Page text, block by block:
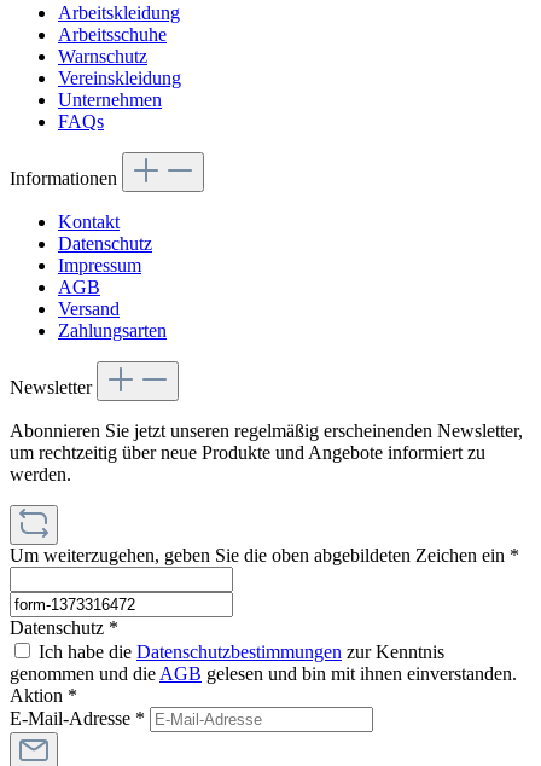
Arbeitskleidung
Arbeitsschuhe
Warnschutz
Vereinskleidung
Unternehmen
FAQs
Informationen
Kontakt
Datenschutz
Impressum
AGB
Versand
Zahlungsarten
Newsletter
Abonnieren Sie jetzt unseren regelmäßig erscheinenden Newsletter,
um rechtzeitig über neue Produkte und Angebote informiert zu
werden.
Um weiterzugehen, geben Sie die oben abgebildeten Zeichen ein *
Datenschutz *
Ich habe die Datenschutzbestimmungen zur Kenntnis
genommen und die AGB gelesen und bin mit ihnen einverstanden.
Aktion *
E-Mail-Adresse *